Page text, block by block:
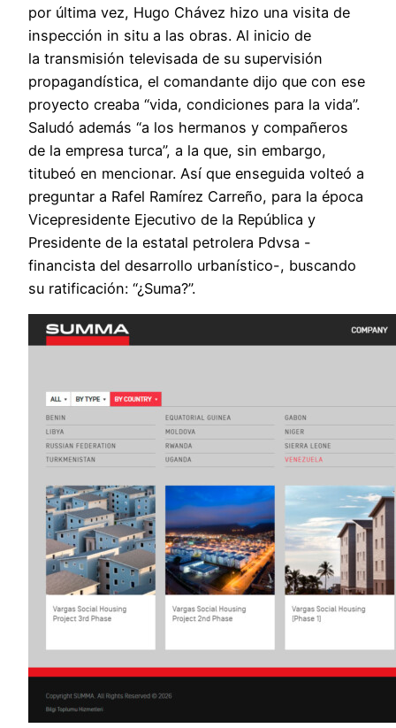
por última vez, Hugo Chávez hizo una visita de
inspección in situ a las obras. Al inicio de
la transmisión televisada de su supervisión
propagandística, el comandante dijo que con ese
proyecto creaba “vida, condiciones para la vida”.
Saludó además “a los hermanos y compañeros
de la empresa turca”, a la que, sin embargo,
titubeó en mencionar. Así que enseguida volteó a
preguntar a Rafel Ramírez Carreño, para la época
Vicepresidente Ejecutivo de la República y
Presidente de la estatal petrolera Pdvsa -
financista del desarrollo urbanístico-, buscando
su ratificación: “¿Suma?”.